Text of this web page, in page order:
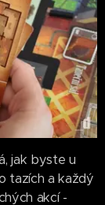
jak byste u
tazích a každý
akcí -